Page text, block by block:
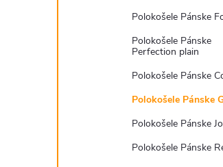
Polokošele Pánske
Polokošele Pánske
Perfection plain
Polokošele Pánske
Polokošele Pánske
Polokošele Pánske
Polokošele Pánske